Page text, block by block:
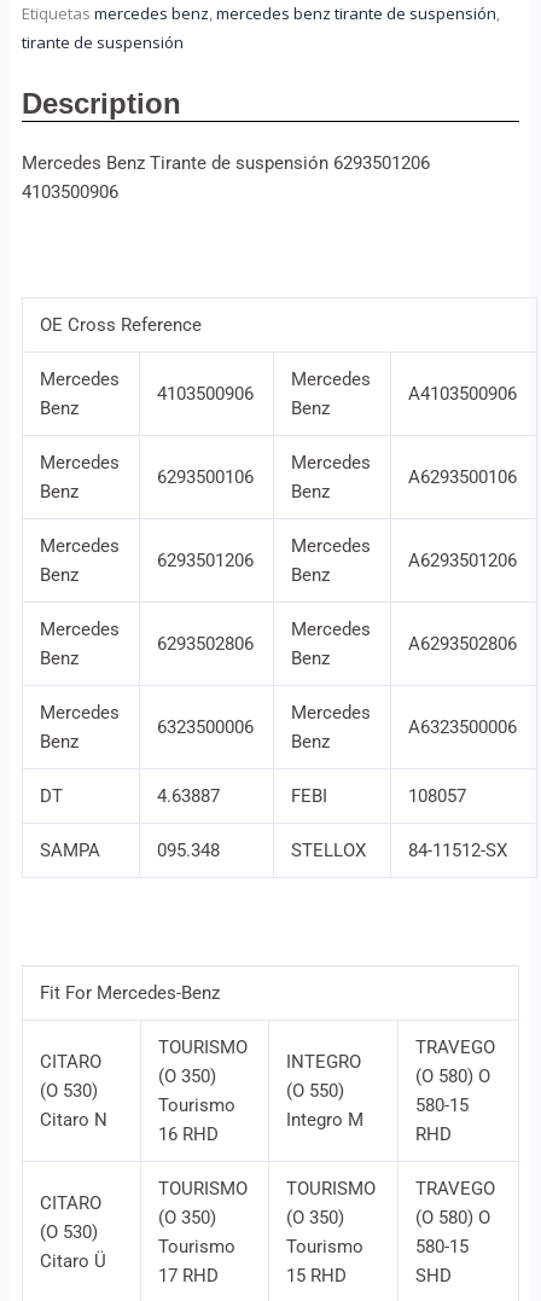
Etiquetas mercedes benz,mercedes benz tirante de suspensión,
tirante de suspensión
Description
Mercedes Benz Tirante de suspensión 6293501206
4103500906
OE Cross Reference
Mercedes
Benz
4103500906
Mercedes
Benz
A4103500906
Mercedes
Benz
6293500106
Mercedes
Benz
A6293500106
Mercedes
Benz
6293501206
Mercedes
Benz
A6293501206
Mercedes
Benz
6293502806
Mercedes
Benz
A6293502806
Mercedes
Benz
6323500006
Mercedes
Benz
A6323500006
DT 4.63887 FEBI 108057
SAMPA 095.348 STELLOX 84-11512-SX
Fit For Mercedes-Benz
CITARO
(O 530)
Citaro N
TOURISMO
(O 350)
Tourismo
16 RHD
INTEGRO
(O 550)
Integro M
TRAVEGO
(O 580) O
580-15
RHD
CITARO
(O 530)
Citaro Ü
TOURISMO
(O 350)
Tourismo
17 RHD
TOURISMO
(O 350)
Tourismo
15 RHD
TRAVEGO
(O 580) O
580-15
SHD